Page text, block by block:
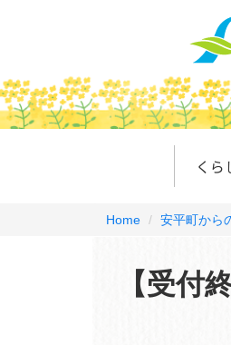
くら
Home 安平町から
【受付